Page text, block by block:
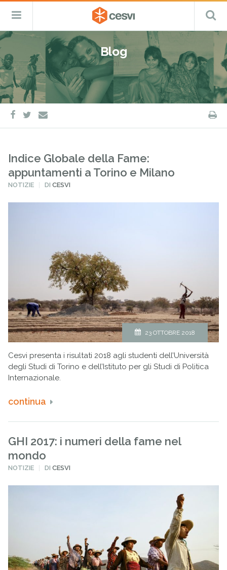
Salta
al
contenuto
CESVI
Fondazione
–
ETS
Cooperazione,
Emergenza
e
Sviluppo
Menu
Blog
ghi
facebook
twitter
e-
mail
Indice Globale della Fame:
appuntamenti a Torino e Milano
PUBBLICATO
NOTIZIE DICESVI
23 OTTOBRE 2018
Cesvi presenta i risultati 2018 agli studenti dell’Università
degli Studi di Torino e dell’Istituto per gli Studi di Politica
Internazionale.
continua
GHI 2017: i numeri della fame nel
mondo
PUBBLICATO
NOTIZIE DICESVI